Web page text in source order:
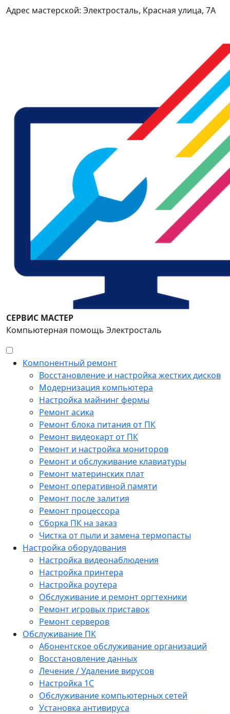
Адрес мастерской: Электросталь, Красная улица, 7А
СЕРВИС МАСТЕР
Компьютерная помощь Электросталь
Компонентный ремонт
Восстановление и настройка жестких дисков
Модернизация компьютера
Настройка майнинг фермы
Ремонт асика
Ремонт блока питания от ПК
Ремонт видеокарт от ПК
Ремонт и настройка мониторов
Ремонт и обслуживание клавиатуры
Ремонт материнских плат
Ремонт оперативной памяти
Ремонт после залития
Ремонт процессора
Сборка ПК на заказ
Чистка от пыли и замена термопасты
Настройка оборудования
Настройка видеонаблюдения
Настройка принтера
Настройка роутера
Обслуживание и ремонт оргтехники
Ремонт игровых приставок
Ремонт серверов
Обслуживание ПК
Абонентское обслуживание организаций
Восстановление данных
Лечение / Удаление вирусов
Настройка 1С
Обслуживание компьютерных сетей
Установка антивируса